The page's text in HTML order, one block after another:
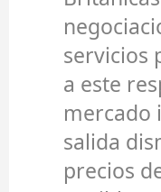
servicios
a este
mercado
salida
precios